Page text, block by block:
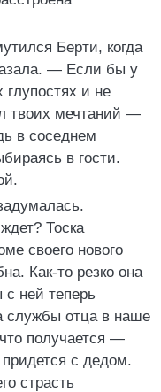
Берти, когда
— Если бы у
и не
твоих мечтаний —
в соседнем
в гости.
Тоска
своего нового
Как-то резко она
с ней теперь
службы отца в наше
получается —
с дедом.
страсть